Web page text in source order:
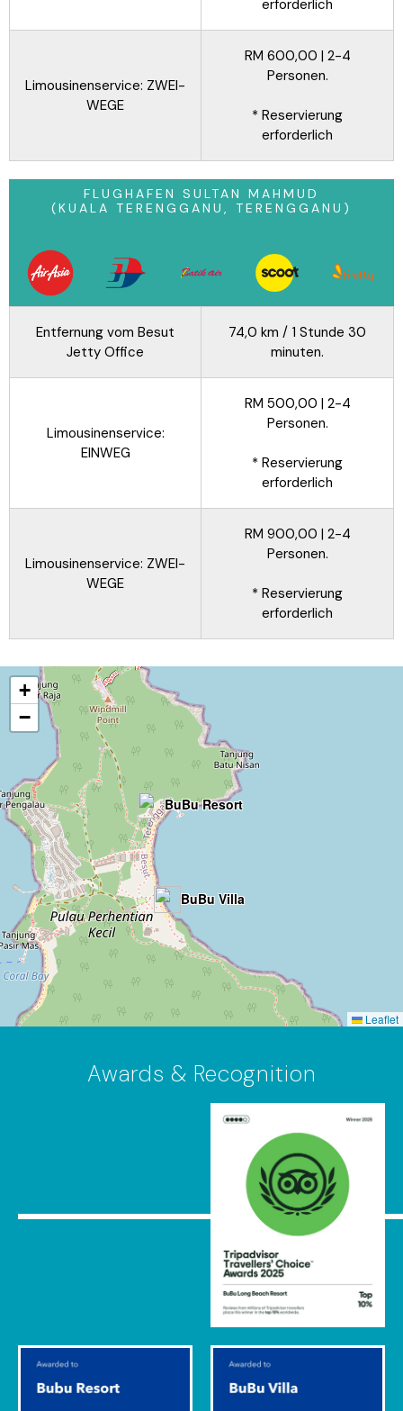
erforderlich
Limousinenservice: ZWEI-
WEGE
RM 600,00 | 2-4
Personen.
* Reservierung
erforderlich
FLUGHAFEN SULTAN MAHMUD
(KUALA TERENGGANU, TERENGGANU)
Entfernung vom Besut
Jetty Office
74,0 km / 1 Stunde 30
minuten.
Limousinenservice:
EINWEG
RM 500,00 | 2-4
Personen.
* Reservierung
erforderlich
Limousinenservice: ZWEI-
WEGE
RM 900,00 | 2-4
Personen.
* Reservierung
erforderlich
BuBu Resort
BuBu Villa
+
−
Leaflet
Awards & Recognition